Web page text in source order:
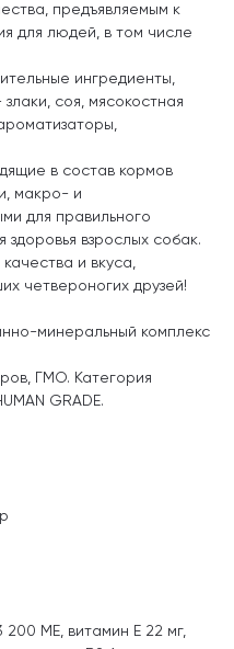
предъявляемым к
для людей, в том числе
ингредиенты,
соя, мясокостная
в состав кормов
макро- и
для правильного
взрослых собак.
и вкуса,
четвероногих друзей!
минеральный комплекс
ГМО. Категория
GRADE.
МЕ, витамин E 22 мг,